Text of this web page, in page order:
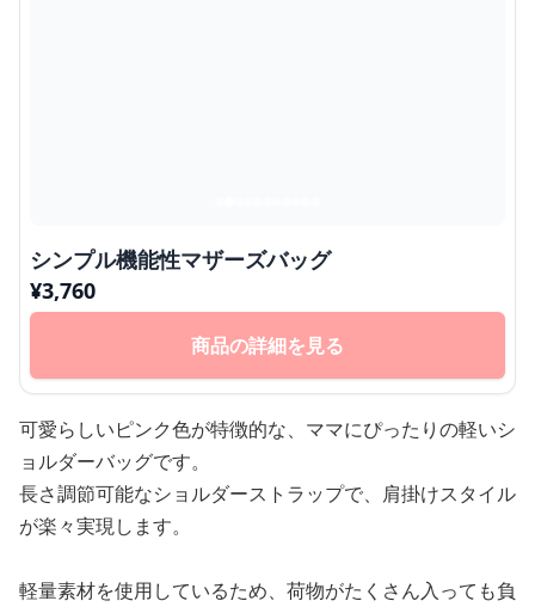
シンプル機能性マザーズバッグ
¥3,760
商品の詳細を見る
可愛らしいピンク色が特徴的な、ママにぴったりの軽いシ
ョルダーバッグです。
長さ調節可能なショルダーストラップで、肩掛けスタイル
が楽々実現します。
軽量素材を使用しているため、荷物がたくさん入っても負